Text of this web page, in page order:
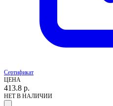
Сертификат
ЦЕНА
413.8 р.
НЕТ В НАЛИЧИИ